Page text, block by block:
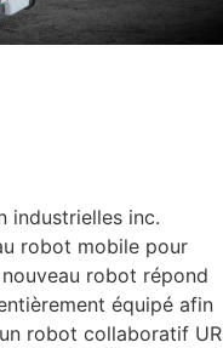
industrielles inc.
robot mobile pour
robot répond
équipé afin
robot collaboratif UR